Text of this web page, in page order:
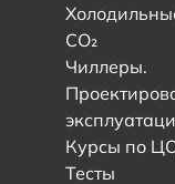
CO₂
Чиллеры.
Курсы по
Тесты